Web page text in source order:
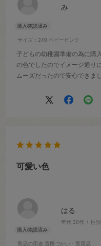
み
サイズ：240.ベビーピンク
子どもの幼稚園準備の為に購
の色でしたのでイメージ通り
ムーズだったので安心できまし
はる
年代:30代 性
商品の用途:普段づかい・実用品
可愛い色